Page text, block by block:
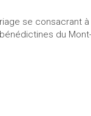
se consacrant
du